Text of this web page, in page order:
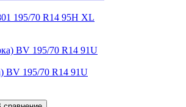
195/70 R14 95H XL
BV 195/70 R14 91U